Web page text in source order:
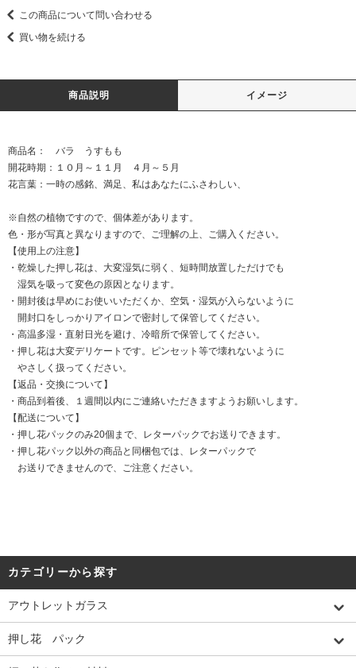
この商品について問い合わせる
買い物を続ける
商品説明 イメージ
商品名： バラ うすもも
開花時期：１０月～１１月 ４月～５月
花言葉：一時の感銘、満足、私はあなたにふさわしい、
※自然の植物ですので、個体差があります。
色・形が写真と異なりますので、ご理解の上、ご購入ください。
【使用上の注意】
・乾燥した押し花は、大変湿気に弱く、短時間放置しただけでも
湿気を吸って変色の原因となります。
・開封後は早めにお使いいただくか、空気・湿気が入らないように
開封口をしっかりアイロンで密封して保管してください。
・高温多湿・直射日光を避け、冷暗所で保管してください。
・押し花は大変デリケートです。ピンセット等で壊れないように
やさしく扱ってください。
【返品・交換について】
・商品到着後、１週間以内にご連絡いただきますようお願いします。
【配送について】
・押し花パックのみ20個まで、レターパックでお送りできます。
・押し花パック以外の商品と同梱包では、レターパックで
お送りできませんので、ご注意ください。
カテゴリーから探す
アウトレットガラス
押し花 パック